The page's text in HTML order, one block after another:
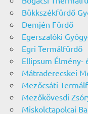
Bükkszékfürdő
Demjén Fürdő
Egerszalóki
Egri Termálfürdő
Ellipsum Élmény-
Mátraderecskei
Mezőcsáti
Mezőkövesdi
Miskolctapolcai